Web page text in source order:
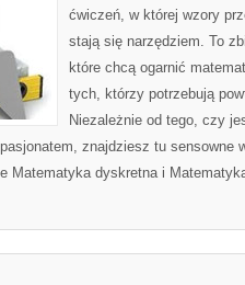
ćwiczeń, w której wzory
stają się narzędziem. To
które chcą ogarnić
tych, którzy potrzebują
Niezależnie od tego, czy
znajdziesz tu sensowne
Matematyka dyskretna i